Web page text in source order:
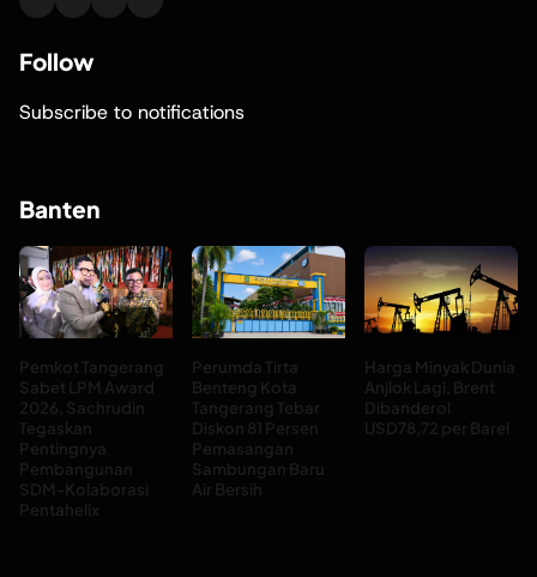
Follow
Subscribe to notifications
Banten
Pemkot Tangerang
Sabet LPM Award
2026, Sachrudin
Tegaskan
Pentingnya
Pembangunan
SDM-Kolaborasi
Pentahelix
Perumda Tirta
Benteng Kota
Tangerang Tebar
Diskon 81 Persen
Pemasangan
Sambungan Baru
Air Bersih
Harga Minyak Dunia
Anjlok Lagi, Brent
Dibanderol
USD78,72 per Barel